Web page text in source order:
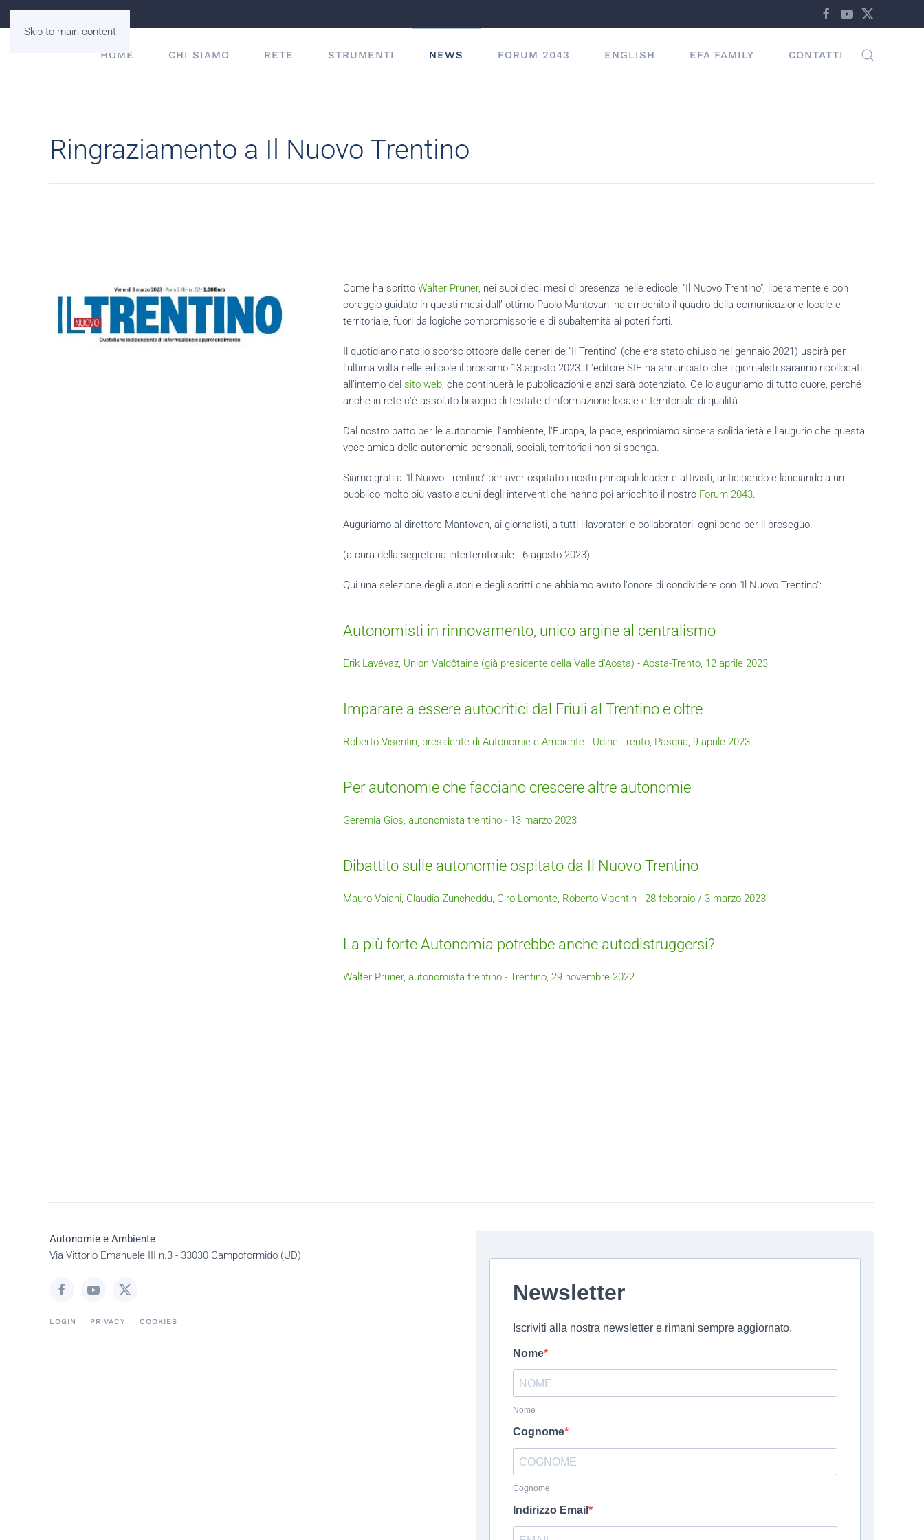
Skip to main content
HOME
CHI SIAMO RETE STRUMENTI NEWS FORUM 2043 ENGLISH EFA FAMILY CONTATTI
Ringraziamento a Il Nuovo Trentino
Come ha scritto Walter Pruner, nei suoi dieci mesi di presenza nelle edicole, "Il Nuovo Trentino", liberamente e con
coraggio guidato in questi mesi dall’ ottimo Paolo Mantovan, ha arricchito il quadro della comunicazione locale e
territoriale, fuori da logiche compromissorie e di subalternità ai poteri forti.
Il quotidiano nato lo scorso ottobre dalle ceneri de “Il Trentino” (che era stato chiuso nel gennaio 2021) uscirà per
l'ultima volta nelle edicole il prossimo 13 agosto 2023. L'editore SIE ha annunciato che i giornalisti saranno ricollocati
all'interno del sito web, che continuerà le pubblicazioni e anzi sarà potenziato. Ce lo auguriamo di tutto cuore, perché
anche in rete c'è assoluto bisogno di testate d'informazione locale e territoriale di qualità.
Dal nostro patto per le autonomie, l'ambiente, l'Europa, la pace, esprimiamo sincera solidarietà e l'augurio che questa
voce amica delle autonomie personali, sociali, territoriali non si spenga.
Siamo grati a "Il Nuovo Trentino" per aver ospitato i nostri principali leader e attivisti, anticipando e lanciando a un
pubblico molto più vasto alcuni degli interventi che hanno poi arricchito il nostro Forum 2043.
Auguriamo al direttore Mantovan, ai giornalisti, a tutti i lavoratori e collaboratori, ogni bene per il proseguo.
(a cura della segreteria interterritoriale - 6 agosto 2023)
Qui una selezione degli autori e degli scritti che abbiamo avuto l'onore di condividere con "Il Nuovo Trentino":
Autonomisti in rinnovamento, unico argine al centralismo
Erik Lavévaz, Union Valdôtaine (già presidente della Valle d'Aosta) - Aosta-Trento, 12 aprile 2023
Imparare a essere autocritici dal Friuli al Trentino e oltre
Roberto Visentin, presidente di Autonomie e Ambiente - Udine-Trento, Pasqua, 9 aprile 2023
Per autonomie che facciano crescere altre autonomie
Geremia Gios, autonomista trentino - 13 marzo 2023
Dibattito sulle autonomie ospitato da Il Nuovo Trentino
Mauro Vaiani, Claudia Zuncheddu, Ciro Lomonte, Roberto Visentin - 28 febbraio / 3 marzo 2023
La più forte Autonomia potrebbe anche autodistruggersi?
Walter Pruner, autonomista trentino - Trentino, 29 novembre 2022
Autonomie e Ambiente
Via Vittorio Emanuele III n.3 - 33030 Campoformido (UD)
LOGIN PRIVACY COOKIES